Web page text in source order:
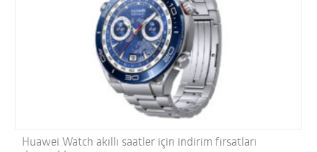
Huawei Watch akıllı saatler için indirim fırsatları